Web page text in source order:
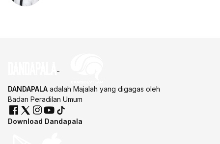
DANDAPALA adalah Majalah yang digagas oleh
Badan Peradilan Umum
Download Dandapala